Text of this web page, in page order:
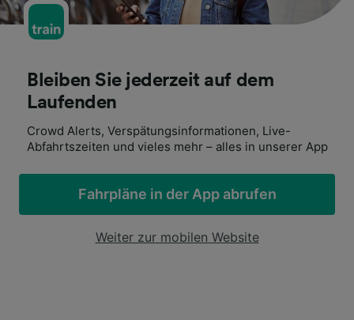
Bleiben Sie jederzeit auf dem
Laufenden
Crowd Alerts, Verspätungsinformationen, Live-
Abfahrtszeiten und vieles mehr – alles in unserer App
Fahrpläne in der App abrufen
Weiter zur mobilen Website